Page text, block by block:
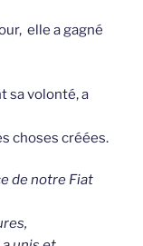
elle a gagné
sa volonté, a
choses créées.
de notre Fiat